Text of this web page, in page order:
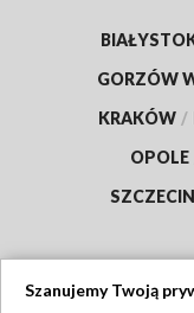
GORZÓW
KRAKÓW /
OPOLE
SZCZECIN
Szanujemy Twoją